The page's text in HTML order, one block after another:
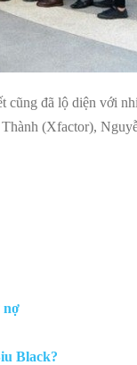
đã lộ diện với
(Xfactor),
nợ
Black?